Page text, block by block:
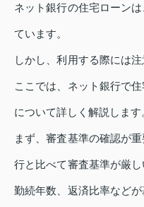
ネット銀行の住宅ローン
ています。
しかし、利用する際には
ここでは、ネット銀行で
について詳しく解説します
まず、審査基準の確認が
行と比べて審査基準が厳
勤続年数、返済比率など